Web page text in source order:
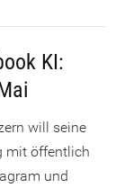
KI:
will seine
mit öffentlich
und